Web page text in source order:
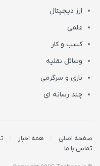
ارز دیجیتال
علمی
کسب و کار
وسائل نقلیه
بازی و سرگرمی
چند رسانه ای
صفحه اصلی همه اخبار
تماس با ما